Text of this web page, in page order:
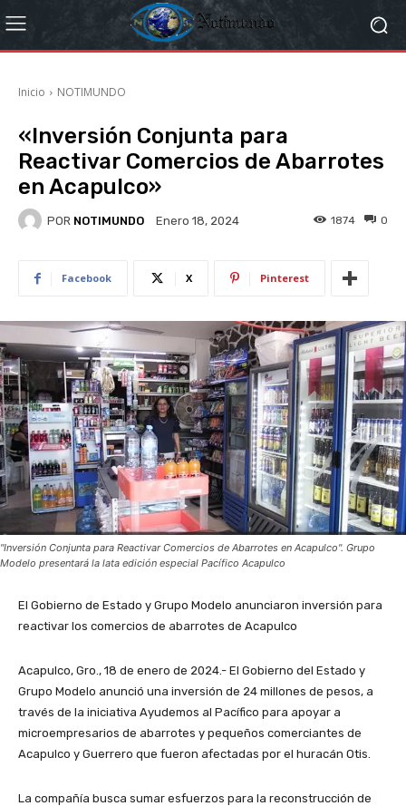
Inicio NOTIMUNDO
«Inversión Conjunta para
Reactivar Comercios de Abarrotes
en Acapulco»
POR NOTIMUNDO Enero 18, 2024 0
1874
Facebook X Pinterest
"Inversión Conjunta para Reactivar Comercios de Abarrotes en Acapulco". Grupo
Modelo presentará la lata edición especial Pacífico Acapulco
El Gobierno de Estado y Grupo Modelo anunciaron inversión para
reactivar los comercios de abarrotes de Acapulco
Acapulco, Gro., 18 de enero de 2024.- El Gobierno del Estado y
Grupo Modelo anunció una inversión de 24 millones de pesos, a
través de la iniciativa Ayudemos al Pacífico para apoyar a
microempresarios de abarrotes y pequeños comerciantes de
Acapulco y Guerrero que fueron afectadas por el huracán Otis.
La compañía busca sumar esfuerzos para la reconstrucción de